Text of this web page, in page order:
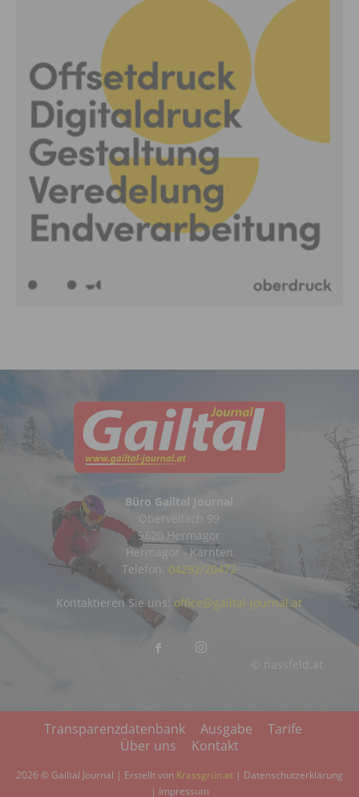
Büro Gailtal Journal
Obervellach 99
9620 Hermagor
Hermagor - Kärnten
Telefon: 04282/20472
© nassfeld.at
Kontaktieren Sie uns: office@gailtal-journal.at
Transparenzdatenbank Ausgabe
Tarife
Über uns
Kontakt
2026 © Gailtal Journal | Erstellt von Krassgrün.at | Datenschutzerklärung
| Impressum